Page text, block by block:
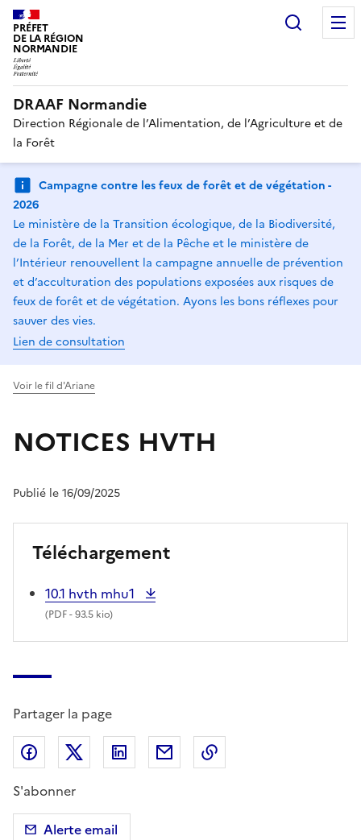
PRÉFET
DE LA RÉGION
NORMANDIE
DRAAF Normandie
Direction Régionale de l’Alimentation, de l’Agriculture et de
la Forêt
Campagne contre les feux de forêt et de végétation -
2026
Le ministère de la Transition écologique, de la Biodiversité,
de la Forêt, de la Mer et de la Pêche et le ministère de
l’Intérieur renouvellent la campagne annuelle de prévention
et d’acculturation des populations exposées aux risques de
feux de forêt et de végétation. Ayons les bons réflexes pour
sauver des vies.
Lien de consultation
Voir le fil d'Ariane
NOTICES HVTH
Publié le 16/09/2025
Téléchargement
10.1 hvth mhu1
(PDF- 93.5 kio)
Partager la page
Partager sur Facebook
Partager sur X (anciennement Twitter)
Partager sur LinkedIn
Partager par email
S'abonner
Alerte email